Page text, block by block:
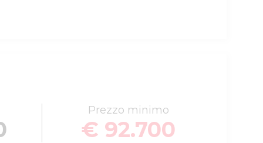
Prezzo minimo
€ 92.700